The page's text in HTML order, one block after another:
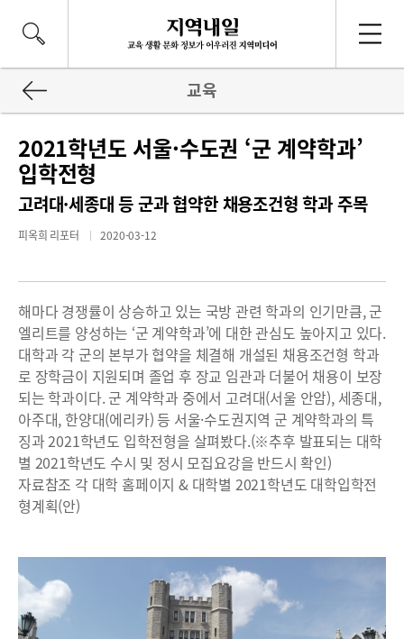
교육
2021학년도 서울·수도권 ‘군 계약학과’
입학전형
고려대·세종대 등 군과 협약한 채용조건형 학과 주목
피옥희 리포터 2020-03-12
해마다 경쟁률이 상승하고 있는 국방 관련 학과의 인기만큼, 군
엘리트를 양성하는 ‘군 계약학과’에 대한 관심도 높아지고 있다.
대학과 각 군의 본부가 협약을 체결해 개설된 채용조건형 학과
로 장학금이 지원되며 졸업 후 장교 임관과 더불어 채용이 보장
되는 학과이다. 군 계약학과 중에서 고려대(서울 안암), 세종대,
아주대, 한양대(에리카) 등 서울·수도권지역 군 계약학과의 특
징과 2021학년도 입학전형을 살펴봤다.(※추후 발표되는 대학
별 2021학년도 수시 및 정시 모집요강을 반드시 확인)
자료참조 각 대학 홈페이지 & 대학별 2021학년도 대학입학전
형계획(안)